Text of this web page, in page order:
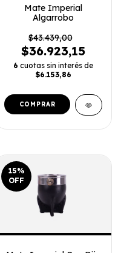
Mate Imperial
Algarrobo
$43.439,00
$36.923,15
6 cuotas sin interés de
$6.153,86
15%
OFF